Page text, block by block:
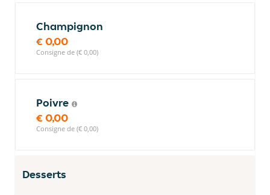
Champignon
€ 0,00
Consigne de (€ 0,00)
Poivre
€ 0,00
Consigne de (€ 0,00)
Desserts